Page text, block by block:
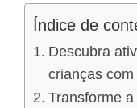
Índice de
Descubra
crianças
Transforme